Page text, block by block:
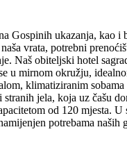
Gospinih ukazanja, kao
vrata, potrebni
Naš obiteljski hotel
u mirnom okružju,
klimatiziranim
jela, koja uz čašu
od 120 mjesta.
potrebama